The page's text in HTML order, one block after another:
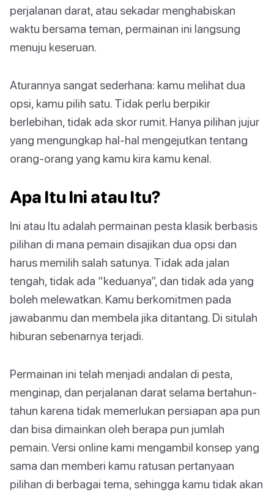
perjalanan darat, atau sekadar menghabiskan
waktu bersama teman, permainan ini langsung
menuju keseruan.
Aturannya sangat sederhana: kamu melihat dua
opsi, kamu pilih satu. Tidak perlu berpikir
berlebihan, tidak ada skor rumit. Hanya pilihan jujur
yang mengungkap hal-hal mengejutkan tentang
orang-orang yang kamu kira kamu kenal.
Apa Itu Ini atau Itu?
Ini atau Itu adalah permainan pesta klasik berbasis
pilihan di mana pemain disajikan dua opsi dan
harus memilih salah satunya. Tidak ada jalan
tengah, tidak ada “keduanya”, dan tidak ada yang
boleh melewatkan. Kamu berkomitmen pada
jawabanmu dan membela jika ditantang. Di situlah
hiburan sebenarnya terjadi.
Permainan ini telah menjadi andalan di pesta,
menginap, dan perjalanan darat selama bertahun-
tahun karena tidak memerlukan persiapan apa pun
dan bisa dimainkan oleh berapa pun jumlah
pemain. Versi online kami mengambil konsep yang
sama dan memberi kamu ratusan pertanyaan
pilihan di berbagai tema, sehingga kamu tidak akan